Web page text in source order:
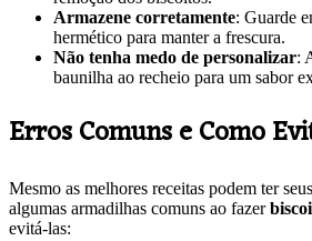
Armazene corretamente: Guarde
hermético para manter a frescura.
Não tenha medo de personalizar:
baunilha ao recheio para um sabor
Erros Comuns e Como
Mesmo as melhores receitas podem ter
algumas armadilhas comuns ao fazer
evitá-las: